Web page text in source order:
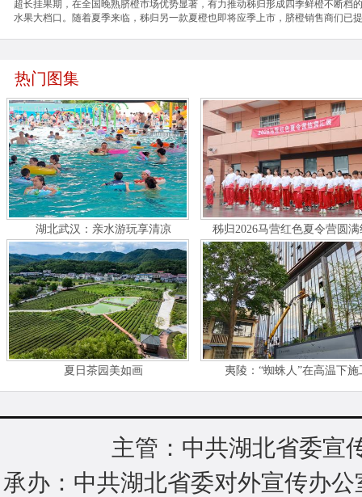
超长挂果期，在全国晚熟脐橙市场优势显著，有力推动秭归形成四季鲜橙不断
水果大档口。随着夏季来临，秭归另一款夏橙也即将应季上市，脐橙销售商们已
热门图集
湖北武汉：亲水游玩享清凉 秭归2026马营红色夏令营圆
夏日茶园美如画 夷陵：“蜘蛛人”在高温下施
主管：中共湖北省委宣
承办：中共湖北省委对外宣传办